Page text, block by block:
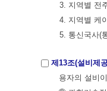
3. 지역별 전
4. 지역별 케
5. 통신국사(
제13조(설비제
용자의 설비